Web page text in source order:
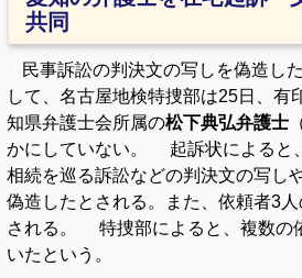
共同
民事訴訟の判決文の写しを偽造し
して、名古屋地検特捜部は25日、
知県弁護士会所属の松下典弘弁護士
かにしていない。 起訴状によると
相続を巡る訴訟などの判決文の写し
偽造したとされる。また、依頼者3
される。 特捜部によると、複数の
いたという。